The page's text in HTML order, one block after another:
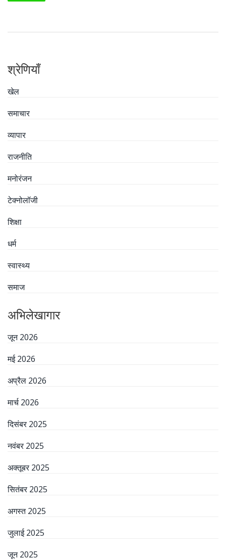
श्रेणियाँ
खेल
समाचार
व्यापार
राजनीति
मनोरंजन
टेक्नोलॉजी
शिक्षा
धर्म
स्वास्थ्य
समाज
अभिलेखागार
जून 2026
मई 2026
अप्रैल 2026
मार्च 2026
दिसंबर 2025
नवंबर 2025
अक्तूबर 2025
सितंबर 2025
अगस्त 2025
जुलाई 2025
जून 2025